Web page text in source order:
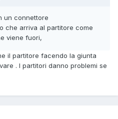
un connettore
che arriva al partitore come
viene fuori,
il partitore facendo la giunta
. I partitori danno problemi se